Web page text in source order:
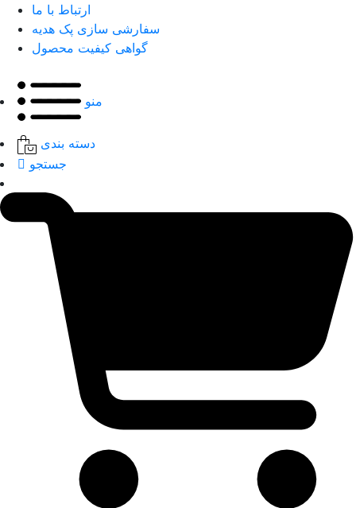
ارتباط با ما
سفارشی سازی پک هدیه
گواهی کیفیت محصول
منو
دسته بندی
جستجو